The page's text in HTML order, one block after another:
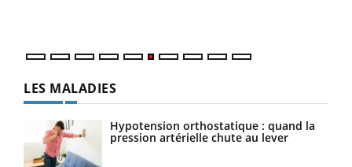
LES MALADIES
Hypotension orthostatique : quand la
pression artérielle chute au lever